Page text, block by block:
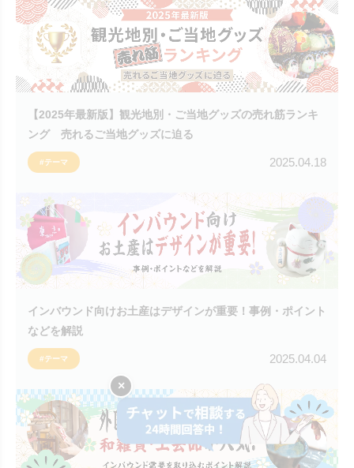
【2025年最新版】観光地別・ご当地グッズの売れ筋ランキ
ング 売れるご当地グッズに迫る
#テーマ 2025.04.18
インバウンド向けお土産はデザインが重要！事例・ポイント
などを解説
#テーマ 2025.04.04
×